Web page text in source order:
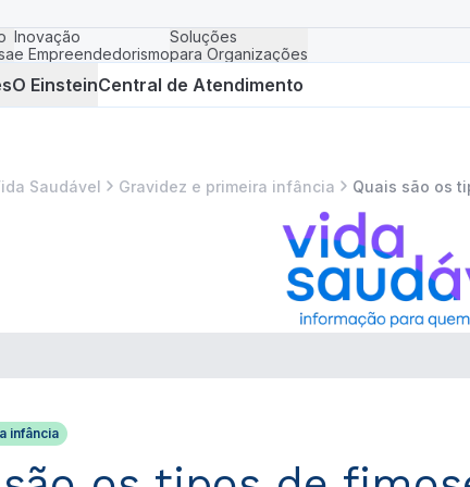
Inovação
e Empreendedorismo
Soluções
para Organizações
O EinsteinCentral de Atendimento
Saudável Gravidez e primeira infância Quais são os
infância